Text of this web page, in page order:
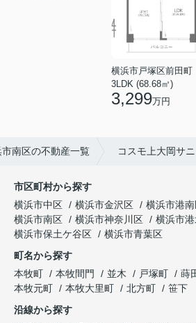
横浜市戸塚区前田町
3LDK (68.68㎡)
3,299万円
市南区の不動産一覧 コスモ上大岡サ
市区町村から探す
横浜市中区
横浜市金沢区 横浜市港
横浜市南区
横浜市神奈川区 横浜市
横浜市保土ケ谷区
横浜市青葉区
町名から探す
本牧町
本牧間門 並木 戸塚町 蒔
本牧元町
本牧大里町 北方町
笹下
沿線から探す